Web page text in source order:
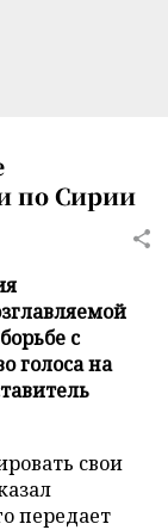
по Сирии
с
голоса на
свои
передает